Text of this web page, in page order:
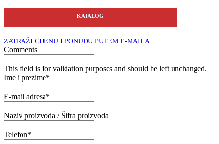
KATALOG
ZATRAŽI CIJENU I PONUDU PUTEM E-MAILA
Comments
This field is for validation purposes and should be left unchanged.
Ime i prezime*
E-mail adresa*
Naziv proizvoda / Šifra proizvoda
Telefon*